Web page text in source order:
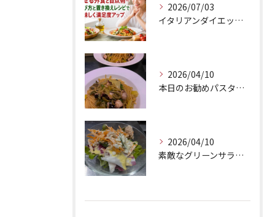
2026/07/03
イタリアンダイエットで痩せる外食と自炊術〜選び方と置き換えレシピで美味しく満足度アップ
2026/04/10
本日のお勧めパスタは、シェフのきまぐれが光る特製ペペロンチー...
2026/04/10
素敵なグリーンサラダのご紹介です！Barry'sのランチセッ...